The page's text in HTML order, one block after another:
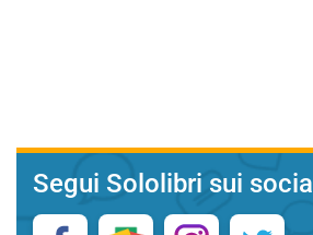
Segui Sololibri sui social